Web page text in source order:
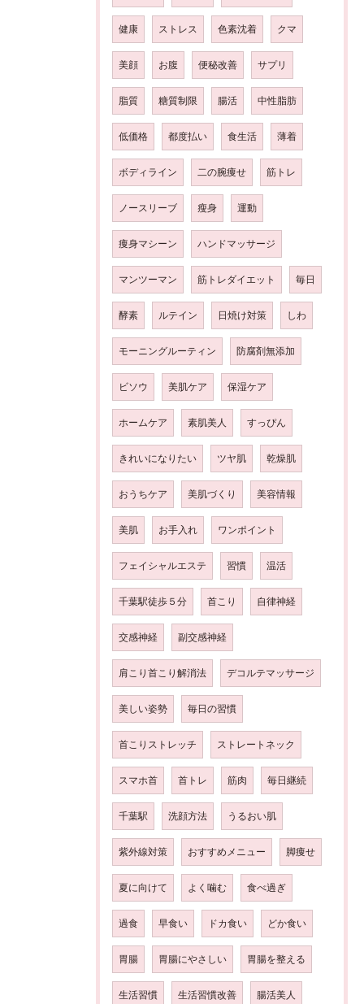
健康 ストレス 色素沈着 クマ
美顔 お腹 便秘改善 サプリ
脂質 糖質制限 腸活 中性脂肪
低価格 都度払い 食生活 薄着
ボディライン 二の腕痩せ 筋トレ
ノースリーブ 瘦身 運動
痩身マシーン ハンドマッサージ
マンツーマン 筋トレダイエット 毎日
酵素 ルテイン 日焼け対策 しわ
モーニングルーティン 防腐剤無添加
ビソウ 美肌ケア 保湿ケア
ホームケア 素肌美人 すっぴん
きれいになりたい ツヤ肌 乾燥肌
おうちケア 美肌づくり 美容情報
美肌 お手入れ ワンポイント
フェイシャルエステ 習慣 温活
千葉駅徒歩５分 首こり 自律神経
交感神経 副交感神経
肩こり首こり解消法 デコルテマッサージ
美しい姿勢 毎日の習慣
首こりストレッチ ストレートネック
スマホ首 首トレ 筋肉 毎日継続
千葉駅 洗顔方法 うるおい肌
紫外線対策 おすすめメニュー 脚痩せ
夏に向けて よく噛む 食べ過ぎ
過食 早食い ドカ食い どか食い
胃腸 胃腸にやさしい 胃腸を整える
生活習慣 生活習慣改善 腸活美人